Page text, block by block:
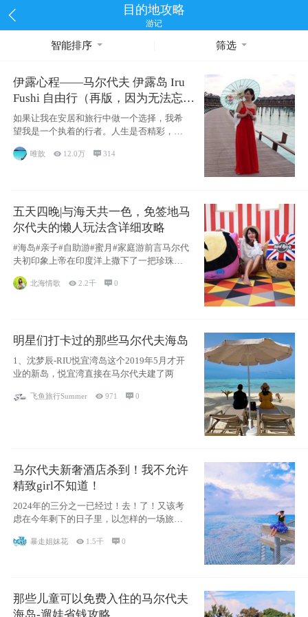
目的地攻略
游记
智能排序 筛选
伊露心程——马尔代夫 伊露岛 Iru
Fushi 自由行（再版，因为无法忘却
的留恋）
如果让我在安居和旅行中做一个选择，我希
望我是一个执着的行者。人生是否精彩，都
源于自己
唯歆  12.0万  314
五天四晚|与海天共一色，免签地马
尔代夫的懒人玩法含详细攻略
#海岛#亲子#自助游#蜜月#家庭游前言马尔代
夫初印象上帝在印度洋上撒下了一把珍珠，
北海情歌 2.2千 0
明星们打卡过的那些马尔代夫海岛
1、沈梦辰-RIU悦宜湾岛这个2019年5月才开
业的新岛，悦宜湾直接在马尔代夫建了两
飞鱼旅行Summer 971 0
马尔代夫新奢酒店杀到！我不允许
精致girl不知道！
2024年的三分之一已经过！去！了！又该考
虑在今年剩下的日子里，以怎样的一场旅行
暴走姐妹花  1.5千 0
那些儿童可以免费入住的马尔代夫